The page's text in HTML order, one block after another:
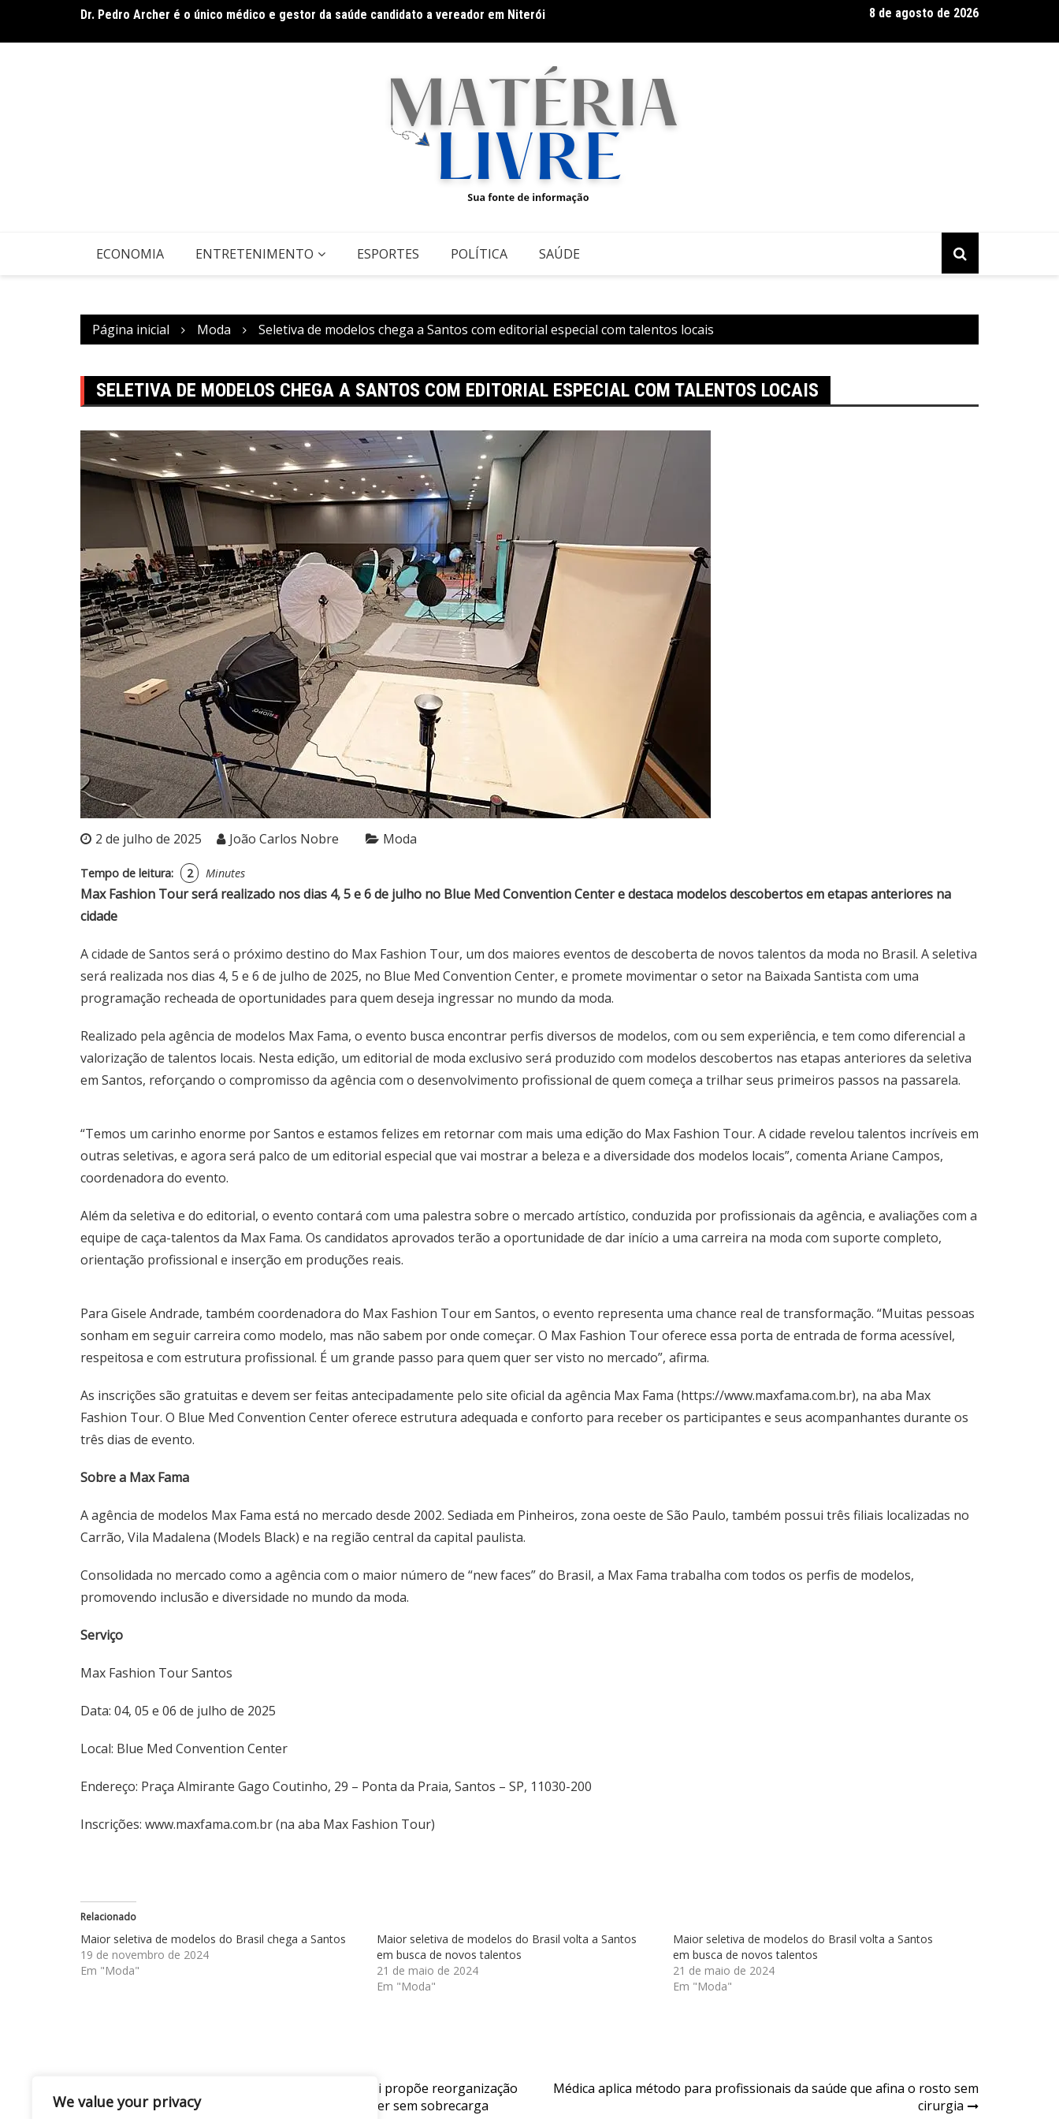
We value your privacy
o
Dr. Pedro Archer é o único médico e gestor da saúde candidato a vereador em Niterói
De olho no líder: Jhonathan Silva projeta duelo do Athletic contra o Criciúma
Thiago Silva se destaca como expert em extensão capilar e aposta na
8 de agosto de 2026
ECONOMIA ENTRETENIMENTO ESPORTES POLÍTICA SAÚDE
Página inicial Moda Seletiva de modelos chega a Santos com editorial especial com talentos locais
SELETIVA DE MODELOS CHEGA A SANTOS COM EDITORIAL ESPECIAL COM TALENTOS LOCAIS
2 de julho de 2025 João Carlos Nobre Moda
Tempo de leitura: 2 Minutes
Max Fashion Tour será realizado nos dias 4, 5 e 6 de julho no Blue Med Convention Center e destaca modelos descobertos em etapas anteriores na
cidade
A cidade de Santos será o próximo destino do Max Fashion Tour, um dos maiores eventos de descoberta de novos talentos da moda no Brasil. A seletiva
será realizada nos dias 4, 5 e 6 de julho de 2025, no Blue Med Convention Center, e promete movimentar o setor na Baixada Santista com uma
programação recheada de oportunidades para quem deseja ingressar no mundo da moda.
Realizado pela agência de modelos Max Fama, o evento busca encontrar perfis diversos de modelos, com ou sem experiência, e tem como diferencial a
valorização de talentos locais. Nesta edição, um editorial de moda exclusivo será produzido com modelos descobertos nas etapas anteriores da seletiva
em Santos, reforçando o compromisso da agência com o desenvolvimento profissional de quem começa a trilhar seus primeiros passos na passarela.
“Temos um carinho enorme por Santos e estamos felizes em retornar com mais uma edição do Max Fashion Tour. A cidade revelou talentos incríveis em
outras seletivas, e agora será palco de um editorial especial que vai mostrar a beleza e a diversidade dos modelos locais”, comenta Ariane Campos,
coordenadora do evento.
Além da seletiva e do editorial, o evento contará com uma palestra sobre o mercado artístico, conduzida por profissionais da agência, e avaliações com a
equipe de caça-talentos da Max Fama. Os candidatos aprovados terão a oportunidade de dar início a uma carreira na moda com suporte completo,
orientação profissional e inserção em produções reais.
Para Gisele Andrade, também coordenadora do Max Fashion Tour em Santos, o evento representa uma chance real de transformação. “Muitas pessoas
sonham em seguir carreira como modelo, mas não sabem por onde começar. O Max Fashion Tour oferece essa porta de entrada de forma acessível,
respeitosa e com estrutura profissional. É um grande passo para quem quer ser visto no mercado”, afirma.
As inscrições são gratuitas e devem ser feitas antecipadamente pelo site oficial da agência Max Fama (https://www.maxfama.com.br), na aba Max
Fashion Tour. O Blue Med Convention Center oferece estrutura adequada e conforto para receber os participantes e seus acompanhantes durante os
três dias de evento.
Sobre a Max Fama
A agência de modelos Max Fama está no mercado desde 2002. Sediada em Pinheiros, zona oeste de São Paulo, também possui três filiais localizadas no
Carrão, Vila Madalena (Models Black) e na região central da capital paulista.
Consolidada no mercado como a agência com o maior número de “new faces” do Brasil, a Max Fama trabalha com todos os perfis de modelos,
promovendo inclusão e diversidade no mundo da moda.
Serviço
Max Fashion Tour Santos
Data: 04, 05 e 06 de julho de 2025
Local: Blue Med Convention Center
Endereço: Praça Almirante Gago Coutinho, 29 – Ponta da Praia, Santos – SP, 11030-200
Inscrições: www.maxfama.com.br(na aba Max Fashion Tour)
Relacionado
Maior seletiva de modelos do Brasil chega a Santos
19 de novembro de 2024
Em "Moda"
Maior seletiva de modelos do Brasil volta a Santos
em busca de novos talentos
21 de maio de 2024
Em "Moda"
Maior seletiva de modelos do Brasil volta a Santos
em busca de novos talentos
21 de maio de 2024
Em "Moda"
Navegação
Especialista em gestão empresarial, Raissa Venti propõe reorganização
de processos para empresários que desejam crescer sem sobrecarga
Médica aplica método para profissionais da saúde que afina o rosto sem
cirurgia